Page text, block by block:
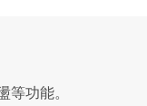
功能。
刻登入
冊